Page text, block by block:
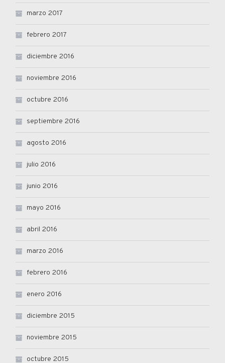
marzo 2017
febrero 2017
diciembre 2016
noviembre 2016
octubre 2016
septiembre 2016
agosto 2016
julio 2016
junio 2016
mayo 2016
abril 2016
marzo 2016
febrero 2016
enero 2016
diciembre 2015
noviembre 2015
octubre 2015